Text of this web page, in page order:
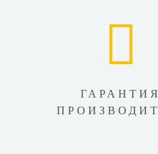
ГАРАНТИЯ